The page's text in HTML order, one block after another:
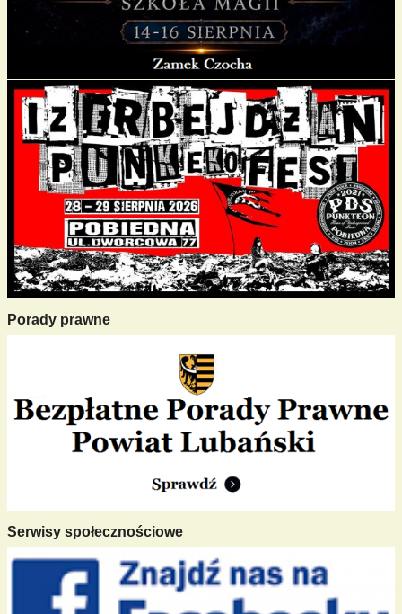
Porady prawne
Serwisy społecznościowe